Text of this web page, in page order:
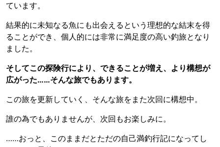
ています。
結果的に未知なる魚にも出会えるという理想的な結末を得
ることができ、個人的には非常に満足度の高い釣旅となり
ました。
そしてこの探険行により、できることが増え、より構想が
広がった……そんな旅でもあります。
この旅を更新していく、そんな旅をまた次回に構想中。
誰の為でもありませんが、次回もお楽しみに。
……おっと、このままだとただの自己満釣行記になってし